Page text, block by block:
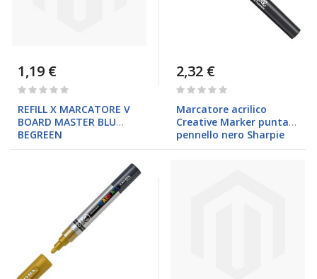
1,19 €
Rating:
REFILL X MARCATORE V
BOARD MASTER BLU
BEGREEN
2,32 €
Rating:
Marcatore acrilico
Creative Marker punta
pennello nero Sharpie